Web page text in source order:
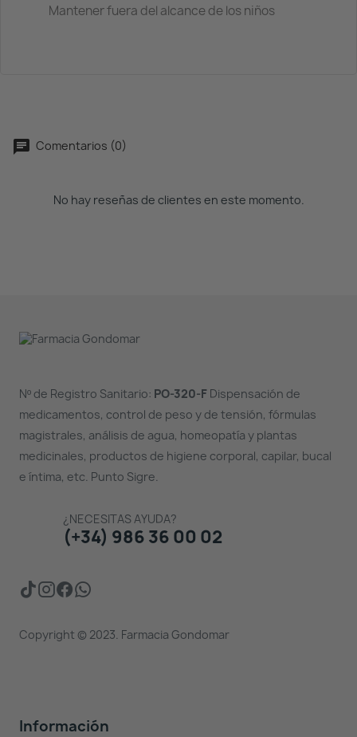
Mantener fuera del alcance de los niños
Comentarios (0)
No hay reseñas de clientes en este momento.
Nº de Registro Sanitario: PO-320-FDispensación de
medicamentos, control de peso y de tensión, fórmulas
magistrales, análisis de agua, homeopatía y plantas
medicinales, productos de higiene corporal, capilar, bucal
e íntima, etc. Punto Sigre.
¿NECESITAS AYUDA?
(+34) 986 36 00 02
Copyright © 2023. Farmacia Gondomar
Información